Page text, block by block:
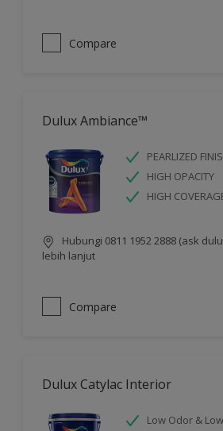
Compare
Dulux Ambiance™
PEARLIZED
HIGH OPACITY
HIGH
Hubungi 0811 1952 2888 (ask
lebih lanjut
Compare
Dulux Catylac Interior
Low Odor &